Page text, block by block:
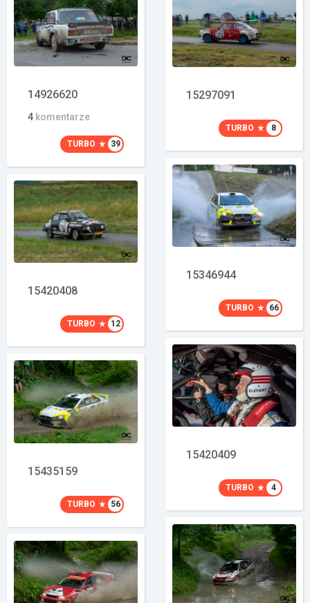
15297091
TURBO 8
15346944
TURBO 66
15420409
TURBO 4
14926620
4 komentarze
TURBO 39
15420408
TURBO 12
15435159
TURBO 56